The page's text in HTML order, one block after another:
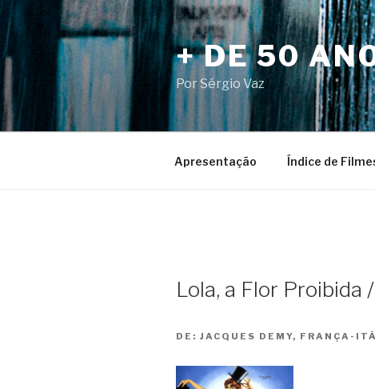
para
o
conteúdo
+ DE 50
Por Sérgio Vaz
Apresentação Índice de
Lola, a Flor Proibida
DE: JACQUES DEMY, FRANÇA-